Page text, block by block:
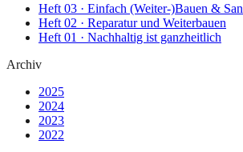
Heft 03 · Einfach (Weiter-)Bauen &
Heft 02 · Reparatur und Weiterbauen
Heft 01 · Nachhaltig ist ganzheitlich
Archiv
2025
2024
2023
2022